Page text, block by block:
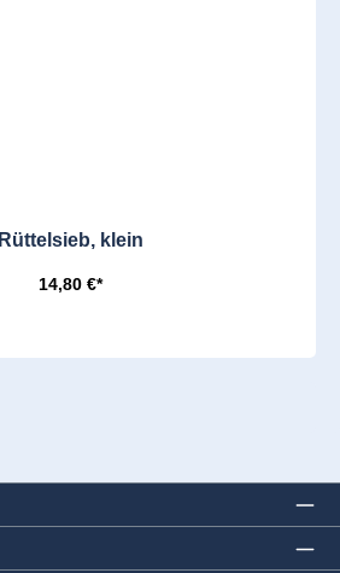
Rüttelsieb, klein
14,80 €*